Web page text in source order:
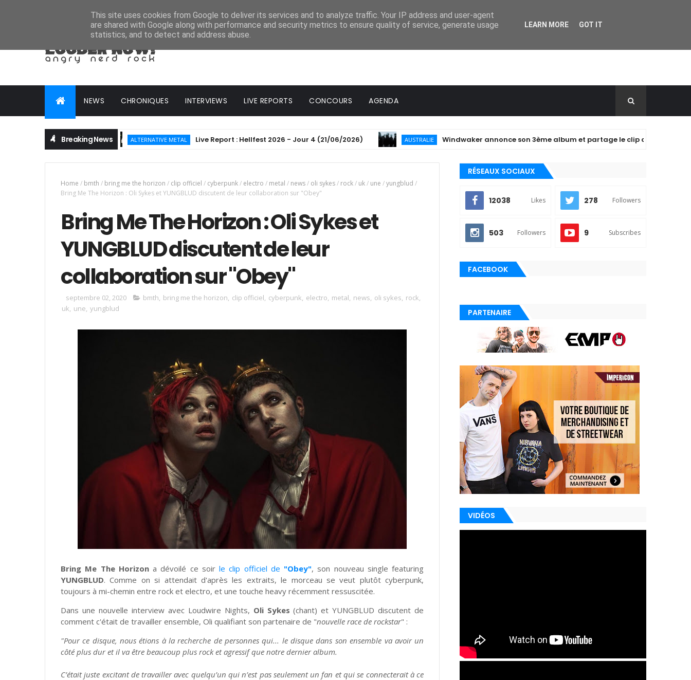
NEWS CHRONIQUES INTERVIEWS LIVE REPORTS CONCOURS AGENDA
Breaking NewsALTERNATIVE METAL Live Report : Hellfest 2026 - Jour 4 (21/06/2026) AUSTRALIE Windwaker annonce son 3ème album et partage le clip de "closer" !
Home / bmth / bring me the horizon / clip officiel / cyberpunk/ electro / metal / news/ oli sykes/ rock/ uk/ une /yungblud /
Bring Me The Horizon : Oli Sykes et YUNGBLUD discutent de leur collaboration sur "Obey"
Bring Me The Horizon : Oli Sykes et
YUNGBLUD discutent de leur
collaboration sur "Obey"
septembre 02, 2020 bmth, bring me the horizon, clip officiel, cyberpunk, electro, metal, news, oli sykes, rock,
uk, une, yungblud
Bring Me The Horizona dévoilé ce soirle clip officiel de "Obey", son nouveau single featuring
YUNGBLUD. Comme on si attendait d'après les extraits, le morceau se veut plutôt cyberpunk,
toujours à mi-chemin entre rock et electro, et une touche heavy récemment ressuscitée.
Dans une nouvelle interview avec Loudwire Nights, Oli Sykes (chant) et YUNGBLUD discutent de
comment c'était de travailler ensemble, Oli qualifiant son partenaire de "nouvelle race de rockstar" :
"Pour ce disque, nous étions à la recherche de personnes qui... le disque dans son ensemble va avoir un
côté plus dur et il va être beaucoup plus rock et agressif que notre dernier album.
C’était juste excitant de travailler avec quelqu’un qui n’est pas seulement un fan et qui se connecterait à ce
RÉSEAUX SOCIAUX
12038 Likes 278 Followers
503 Followers 9 Subscribes
FACEBOOK
PARTENAIRE
VIDÉOS
This site uses cookies from Google to deliver its services and to analyze traffic. Your IP address and user-agent
are shared with Google along with performance and security metrics to ensure quality of service, generate usage
statistics, and to detect and address abuse.
LEARN MORE GOT IT